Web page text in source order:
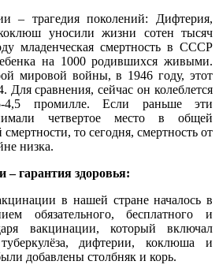
– трагедия поколений: Дифтерия,
уносили жизни сотен тысяч
младенческая смертность в СССР
на 1000 родившихся живыми.
мировой войны, в 1946 году, этот
Для сравнения, сейчас он колеблется
4,5 промилле. Если раньше эти
четвертое место в общей
смертности, то сегодня, смертность от
низка.
– гарантия здоровья:
в нашей стране началось в
обязательного, бесплатного и
вакцинации, который включал
дифтерии, коклюша и
добавлены столбняк и корь.